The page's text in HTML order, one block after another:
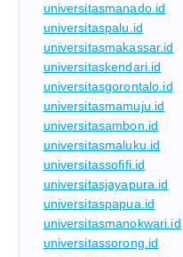
universitasmanado.id
universitaspalu.id
universitasmakassar.id
universitaskendari.id
universitasgorontalo.id
universitasmamuju.id
universitasambon.id
universitasmaluku.id
universitassofifi.id
universitasjayapura.id
universitaspapua.id
universitasmanokwari.id
universitassorong.id